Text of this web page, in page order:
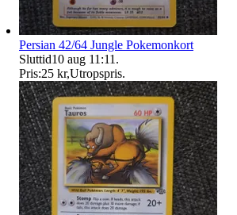
Persian 42/64 Jungle Pokemonkort
Sluttid10 aug 11:11 .
Pris:25 kr,Utropspris.